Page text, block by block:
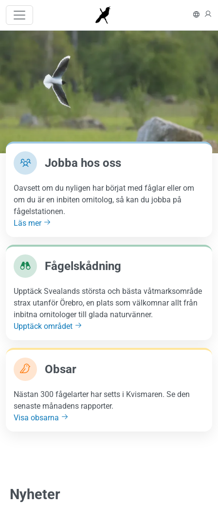
Hoppa till huvudinnehåll
In
Jobba hos oss
Oavsett om du nyligen har börjat med fåglar eller om
om du är en inbiten ornitolog, så kan du jobba på
fågelstationen.
Läs mer
Fågelskådning
Upptäck Svealands största och bästa våtmarksområde
strax utanför Örebro, en plats som välkomnar allt från
inbitna ornitologer till glada naturvänner.
Upptäck området
Obsar
Nästan 300 fågelarter har setts i Kvismaren. Se den
senaste månadens rapporter.
Visa obsarna
Nyheter